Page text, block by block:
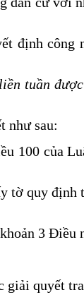
định
tuần
như sau:
100 của
tờ quy
3 Điều
quyết